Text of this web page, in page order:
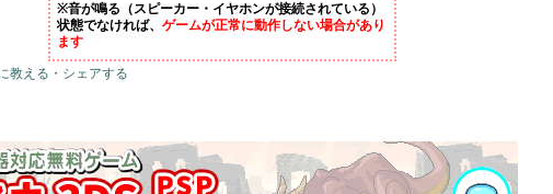
※音が鳴る（スピーカー・イヤホンが接続されている）
状態でなければ、 ゲームが正常に動作しない場合があり
ます
教える・シェアする